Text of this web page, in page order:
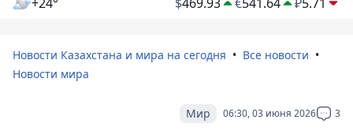
Новости Казахстана и мира на сегодня
Все новости
Новости мира
06:30, 03 июня 2026 3
Мир